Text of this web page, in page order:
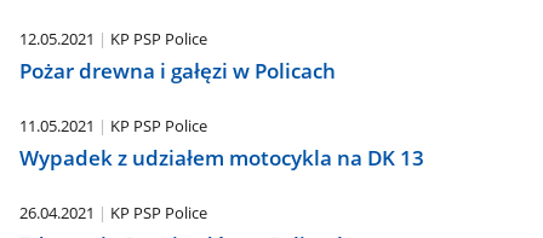
12.05.2021 KP PSP Police
Pożar drewna i gałęzi w Policach
11.05.2021 KP PSP Police
Wypadek z udziałem motocykla na DK 13
26.04.2021 KP PSP Police